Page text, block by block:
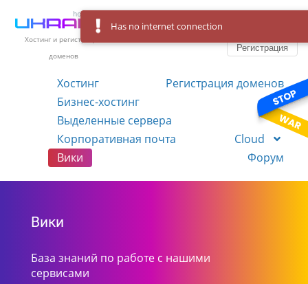
Хостинг и регистрация
доменов
Регистрация
Хостинг
Регистрация доменов
Бизнес-хостинг
VPS
Выделенные сервера
Корпоративная почта
Cloud
Вики
Форум
Вики
База знаний по работе с нашими
сервисами
Has no internet connection